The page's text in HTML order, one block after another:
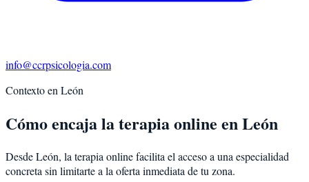
info@ccrpsicologia.com
Contexto en León
Cómo encaja la terapia online en León
Desde León, la terapia online facilita el acceso a una especialidad
concreta sin limitarte a la oferta inmediata de tu zona.